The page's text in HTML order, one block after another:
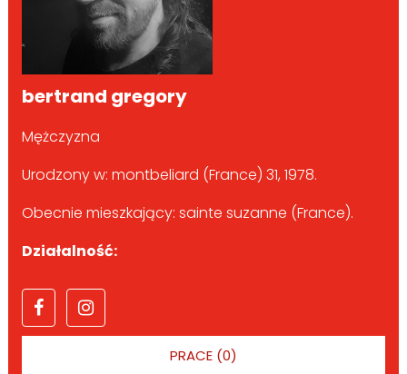
bertrand gregory
Mężczyzna
Urodzony w: montbeliard (France) 31, 1978.
Obecnie mieszkający: sainte suzanne (France).
Działalność:
PRACE (0)